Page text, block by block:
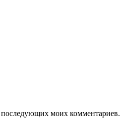
последующих моих комментариев.